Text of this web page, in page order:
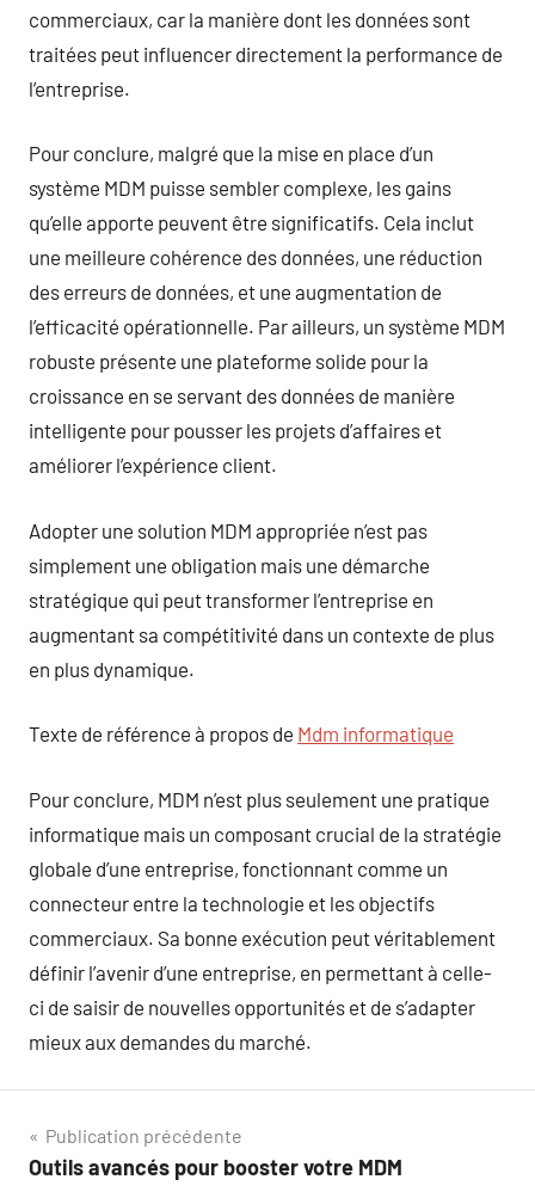
commerciaux, car la manière dont les données sont
traitées peut influencer directement la performance de
l’entreprise.
Pour conclure, malgré que la mise en place d’un
système MDM puisse sembler complexe, les gains
qu’elle apporte peuvent être significatifs. Cela inclut
une meilleure cohérence des données, une réduction
des erreurs de données, et une augmentation de
l’efficacité opérationnelle. Par ailleurs, un système MDM
robuste présente une plateforme solide pour la
croissance en se servant des données de manière
intelligente pour pousser les projets d’affaires et
améliorer l’expérience client.
Adopter une solution MDM appropriée n’est pas
simplement une obligation mais une démarche
stratégique qui peut transformer l’entreprise en
augmentant sa compétitivité dans un contexte de plus
en plus dynamique.
Texte de référence à propos de Mdm informatique
Pour conclure, MDM n’est plus seulement une pratique
informatique mais un composant crucial de la stratégie
globale d’une entreprise, fonctionnant comme un
connecteur entre la technologie et les objectifs
commerciaux. Sa bonne exécution peut véritablement
définir l’avenir d’une entreprise, en permettant à celle-
ci de saisir de nouvelles opportunités et de s’adapter
mieux aux demandes du marché.
Navigation
de
Publication précédente
Outils avancés pour booster votre MDM